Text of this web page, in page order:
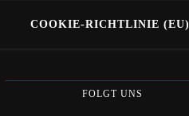
COOKIE-RICHTLINIE (EU)
FOLGT UNS